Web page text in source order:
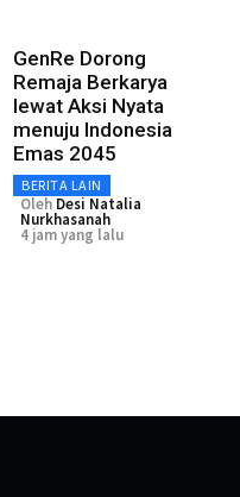
GenRe Dorong
Remaja Berkarya
lewat Aksi Nyata
menuju Indonesia
Emas 2045
BERITA LAIN
Oleh Desi Natalia
Nurkhasanah
4 jam yang lalu